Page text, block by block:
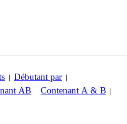
| Débutant par|
AB | Contenant A & B |